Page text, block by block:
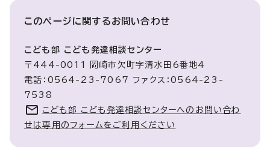
このページに関するお問い合わせ
こども部 こども発達相談センター
〒444-0011 岡崎市欠町字清水田6番地4
電話：0564-23-7067 ファクス：0564-23-
7538
こども部 こども発達相談センターへのお問い合わ
せは専用のフォームをご利用ください